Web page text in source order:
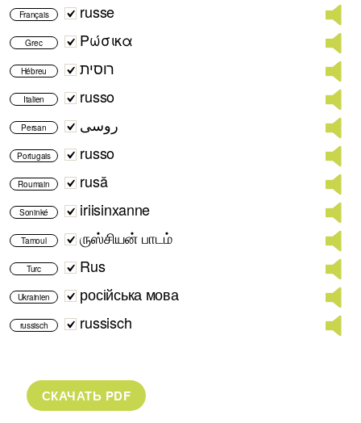
Français russe
Grec Ρώσικα
Hébreu רוסית
Italien russo
Persan روسی
Portugais russo
Roumain rusă
Soninké iriisinxanne
Tamoul ருஸ்சியன் பாடம்
Turc Rus
Ukrainien російська мова
russisch russisch